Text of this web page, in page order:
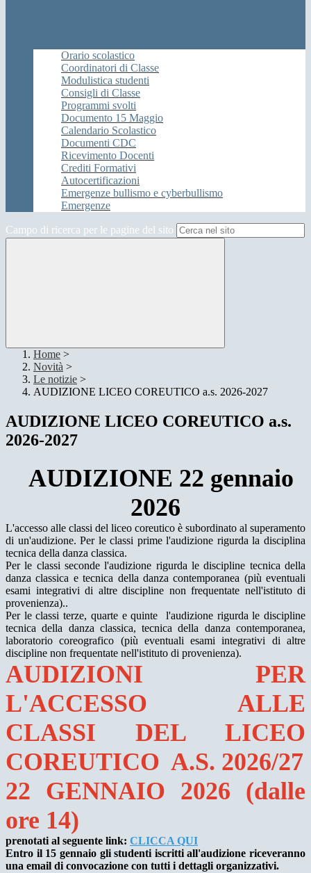
Orario scolastico
Coordinatori di Classe
Modulistica studenti
Consigli di Classe
Programmi svolti
Documento 15 Maggio
Calendario Scolastico
Documenti CDC
Ricevimento Docenti
Crediti Formativi
Autocertificazioni
Emergenze bullismo e cyberbullismo
Emergenze
Campo di ricerca per le pagine del sito
Home >
Novità >
Le notizie >
AUDIZIONE LICEO COREUTICO a.s. 2026-2027
AUDIZIONE LICEO COREUTICO a.s.
2026-2027
AUDIZIONE 22 gennaio
2026
L'accesso alle classi del liceo coreutico è subordinato al superamento
di un'audizione. Per le classi prime l'audizione rigurda la disciplina
tecnica della danza classica.
Per le classi seconde l'audizione rigurda le discipline tecnica della
danza classica e tecnica della danza contemporanea (più eventuali
esami integrativi di altre discipline non frequentate nell'istituto di
provenienza)..
Per le classi terze, quarte e quinte l'audizione rigurda le discipline
tecnica della danza classica, tecnica della danza contemporanea,
laboratorio coreografico (più eventuali esami integrativi di altre
discipline non frequentate nell'istituto di provenienza).
AUDIZIONI PER
L'ACCESSO ALLE
CLASSI DEL LICEO
COREUTICO A.S. 2026/27
22 GENNAIO 2026 (dalle
ore 14)
prenotati al seguente link: CLICCA QUI
Entro il 15 gennaio gli studenti iscritti all'audizione riceveranno
una email di convocazione con tutti i dettagli organizzativi.